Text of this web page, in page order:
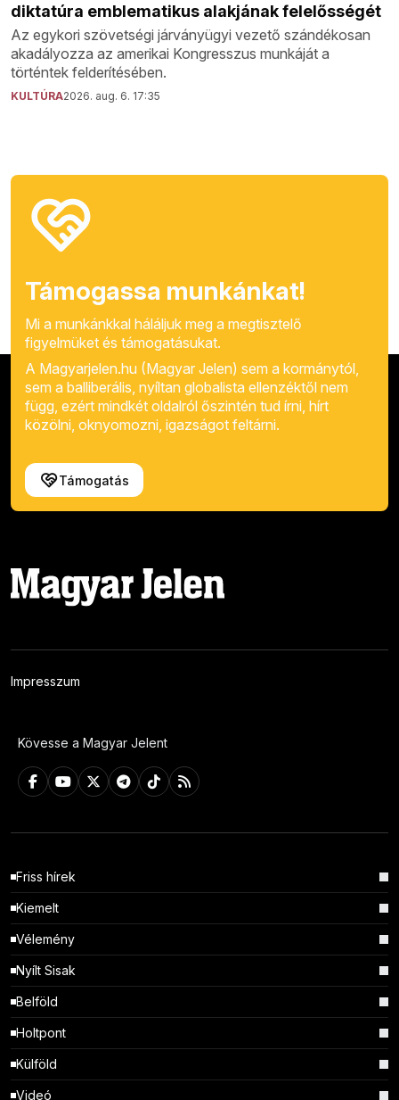
diktatúra emblematikus alakjának felelősségét
Az egykori szövetségi járványügyi vezető szándékosan
akadályozza az amerikai Kongresszus munkáját a
történtek felderítésében.
KULTÚRA2026. aug. 6. 17:35
Támogassa munkánkat!
Mi a munkánkkal háláljuk meg a megtisztelő
figyelmüket és támogatásukat.
A Magyarjelen.hu (Magyar Jelen) sem a kormánytól,
sem a balliberális, nyíltan globalista ellenzéktől nem
függ, ezért mindkét oldalról őszintén tud írni, hírt
közölni, oknyomozni, igazságot feltárni.
Támogatás
Impresszum
Kövesse a Magyar Jelent
Friss hírek
Kiemelt
Vélemény
Nyílt Sisak
Belföld
Holtpont
Külföld
Videó